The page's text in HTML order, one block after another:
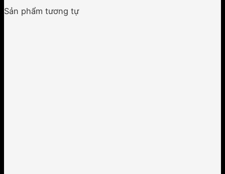
Sản phẩm tương tự